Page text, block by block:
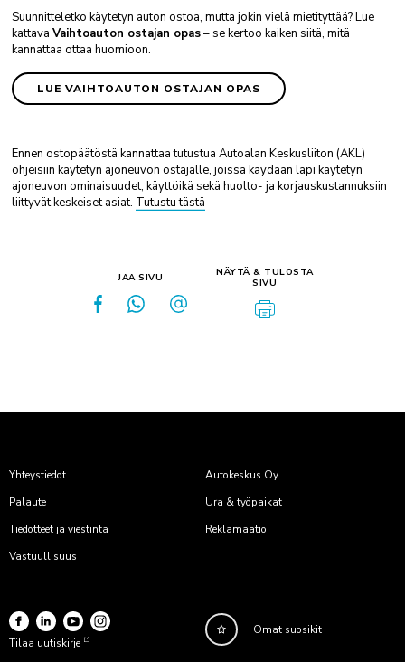
Suunnitteletko käytetyn auton ostoa, mutta jokin vielä mietityttää? Lue
kattava Vaihtoauton ostajan opas– se kertoo kaiken siitä, mitä
kannattaa ottaa huomioon.
LUE VAIHTOAUTON OSTAJAN OPAS
Ennen ostopäätöstä kannattaa tutustua Autoalan Keskusliiton (AKL)
ohjeisiin käytetyn ajoneuvon ostajalle, joissa käydään läpi käytetyn
ajoneuvon ominaisuudet, käyttöikä sekä huolto- ja korjauskustannuksiin
liittyvät keskeiset asiat. Tutustu tästä
JAA SIVU
NÄYTÄ & TULOSTA
SIVU
Yhteystiedot
Autokeskus Oy
Palaute
Ura & työpaikat
Tiedotteet ja viestintä
Reklamaatio
Vastuullisuus
Tilaa uutiskirje
Omat suosikit